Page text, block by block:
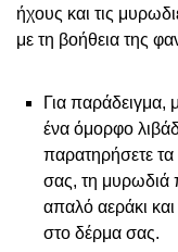
ήχους και τις
με τη βοήθεια της
Για παράδειγμα,
ένα όμορφο
παρατηρήσετε
σας, τη μυρωδιά
απαλό αεράκι και
στο δέρμα σας.